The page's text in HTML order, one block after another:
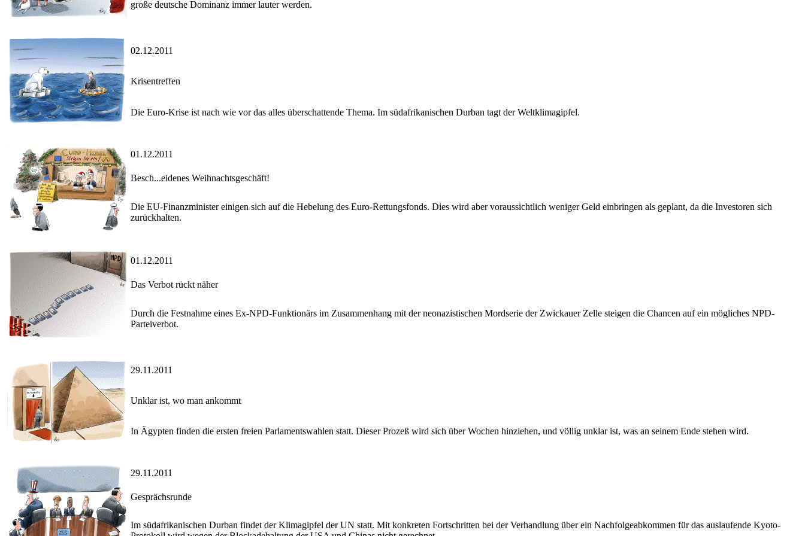
große deutsche Dominanz immer lauter werden.
02.12.2011
Krisentreffen
Die Euro-Krise ist nach wie vor das alles überschattende Thema. Im südafrikanischen Durban tagt der Weltklimagipfel.
01.12.2011
Besch...eidenes Weihnachtsgeschäft!
Die EU-Finanzminister einigen sich auf die Hebelung des Euro-Rettungsfonds. Dies wird aber voraussichtlich weniger Geld einbringen als geplant, da die Investoren sich
zurückhalten.
01.12.2011
Das Verbot rückt näher
Durch die Festnahme eines Ex-NPD-Funktionärs im Zusammenhang mit der neonazistischen Mordserie der Zwickauer Zelle steigen die Chancen auf ein mögliches NPD-
Parteiverbot.
29.11.2011
Unklar ist, wo man ankommt
In Ägypten finden die ersten freien Parlamentswahlen statt. Dieser Prozeß wird sich über Wochen hinziehen, und völlig unklar ist, was an seinem Ende stehen wird.
29.11.2011
Gesprächsrunde
Im südafrikanischen Durban findet der Klimagipfel der UN statt. Mit konkreten Fortschritten bei der Verhandlung über ein Nachfolgeabkommen für das auslaufende Kyoto-